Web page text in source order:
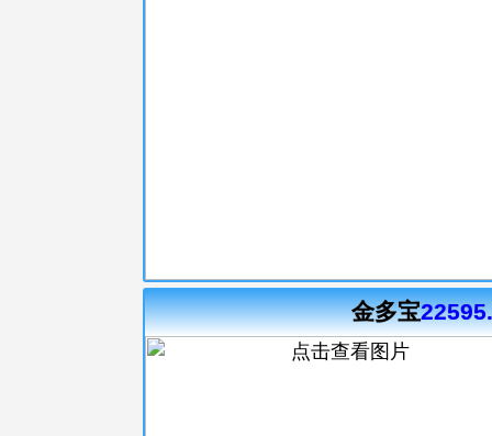
金多宝